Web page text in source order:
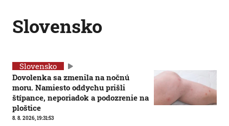
Slovensko
Slovensko
Dovolenka sa zmenila na nočnú
moru. Namiesto oddychu prišli
štípance, neporiadok a podozrenie na
ploštice
8. 8. 2026, 19:31:53